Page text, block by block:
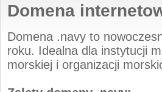
Domena
Domena .navy to
roku. Idealna dla instytucji
morskiej i organizacji